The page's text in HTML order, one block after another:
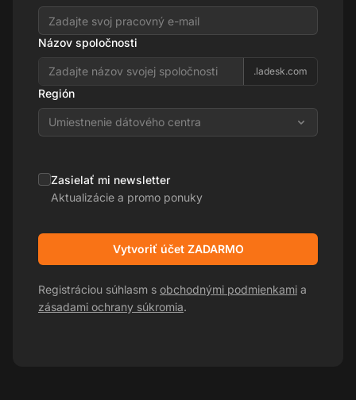
Názov spoločnosti
.ladesk.com
Región
Umiestnenie dátového centra
Zasielať mi newsletter
Aktualizácie a promo ponuky
Vytvoriť účet ZADARMO
Registráciou súhlasm s obchodnými podmienkami a
zásadami ochrany súkromia.